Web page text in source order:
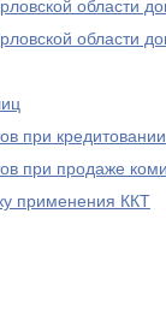
области
области
при кредитовании
при продаже
применения ККТ